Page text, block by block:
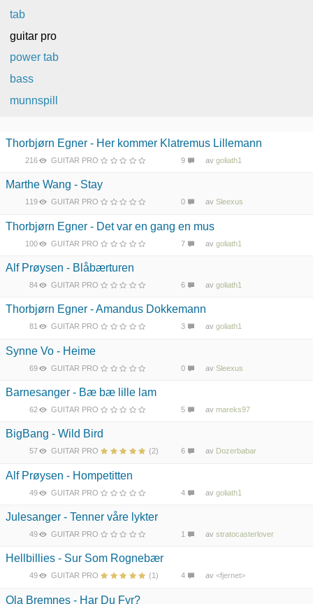
tab
guitar pro
power tab
bass
munnspill
Thorbjørn Egner - Her kommer Klatremus Lillemann
216 GUITAR PRO 9 avgoliath1
Marthe Wang - Stay
119 GUITAR PRO 0 avSleexus
Thorbjørn Egner - Det var en gang en mus
100 GUITAR PRO 7 avgoliath1
Alf Prøysen - Blåbærturen
84 GUITAR PRO 6 avgoliath1
Thorbjørn Egner - Amandus Dokkemann
81 GUITAR PRO 3 avgoliath1
Synne Vo - Heime
69 GUITAR PRO 0 avSleexus
Barnesanger - Bæ bæ lille lam
62 GUITAR PRO 5 avmareks97
BigBang - Wild Bird
57 GUITAR PRO (2) 6 av Dozerbabar
Alf Prøysen - Hompetitten
49 GUITAR PRO 4 avgoliath1
Julesanger - Tenner våre lykter
49 GUITAR PRO 1 avstratocasterlover
Hellbillies - Sur Som Rognebær
49 GUITAR PRO (1) 4 av<fjernet>
Ola Bremnes - Har Du Fyr?